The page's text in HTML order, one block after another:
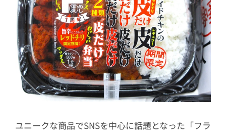
ユニークな商品でSNSを中心に話題となった「フラ